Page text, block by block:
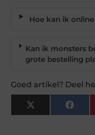
Hoe kan ik
Kan ik monsters
grote bestelling
Goed artikel? Deel
X
(Twitter)